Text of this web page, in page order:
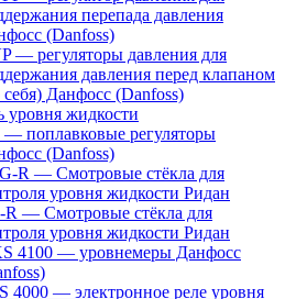
перепада давления
(Danfoss)
— регуляторы давления для
давления перед клапаном
себя) Данфосс (Danfoss)
уровня жидкости
— поплавковые регуляторы
(Danfoss)
R — Смотровые стёкла для
уровня жидкости Ридан
R — Смотровые стёкла для
уровня жидкости Ридан
4100 — уровнемеры Данфосс
4000 — электронное реле уровня